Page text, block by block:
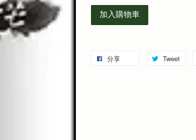
加入購物車
分享 Tweet